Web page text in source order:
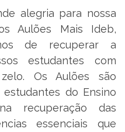
alegria para nossa
Aulões Mais Ideb,
de recuperar a
estudantes com
Os Aulões são
do Ensino
recuperação das
essenciais que